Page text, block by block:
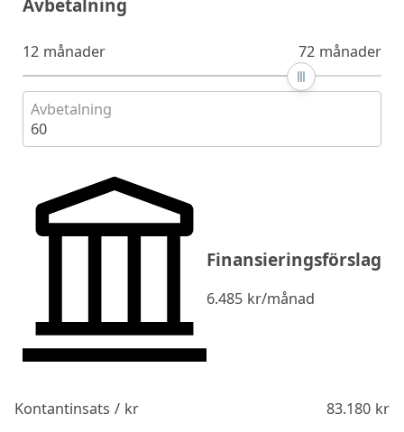
Avbetalning
12 månader 72 månader
Avbetalning
60
Finansieringsförslag
6.485 kr/månad
Kontantinsats / kr 83.180kr